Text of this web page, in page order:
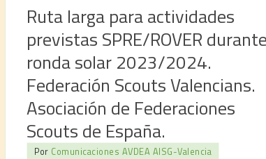
Ruta larga para actividades
previstas SPRE/ROVER
ronda solar 2023/2024.
Federación Scouts Valencians.
Asociación de Federaciones
Scouts de España.
Por Comunicaciones AVDEA AISG-Valencia